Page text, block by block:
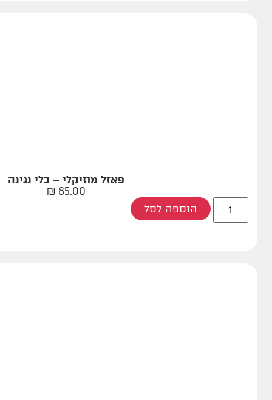
פאזל מוזיקלי – כלי נגינה
85.00
₪
הוספה לסל